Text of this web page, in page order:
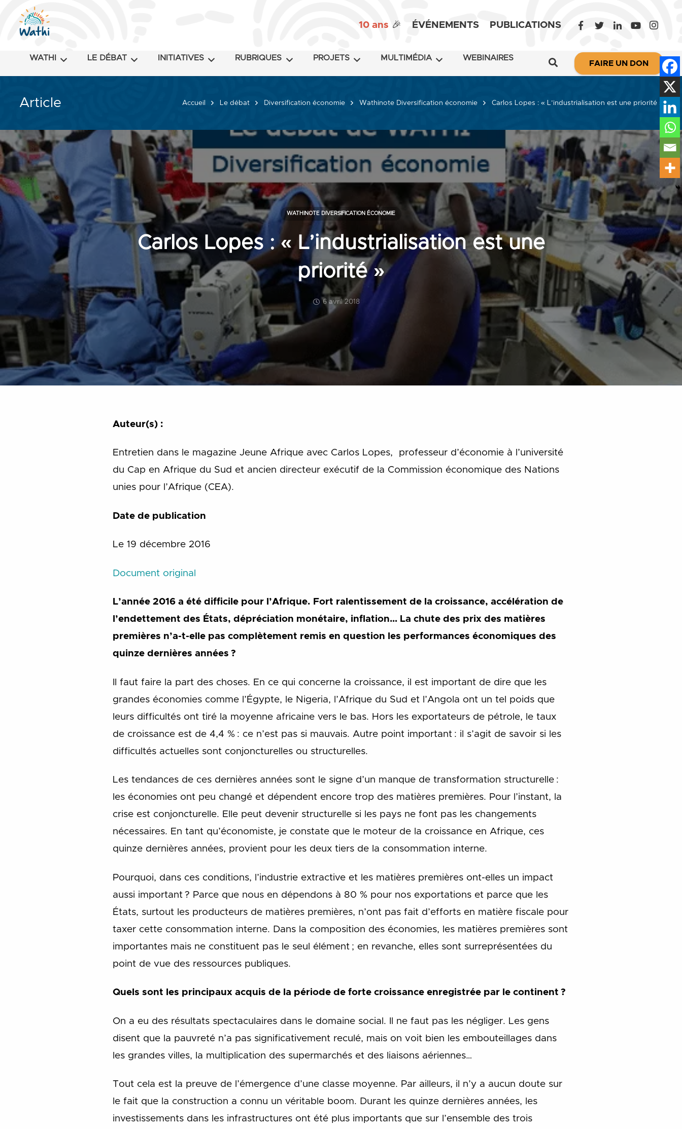
10 ans 🎉 ÉVÉNEMENTS PUBLICATIONS
WATHI LE DÉBAT INITIATIVES RUBRIQUES PROJETS MULTIMÉDIA WEBINAIRES
FAIRE UN DON
Article Accueil Le débat Diversification économie Wathinote Diversification économie Carlos Lopes : « L’industrialisation est une priorité »
Carlos Lopes : « L’industrialisation est une
priorité »
6 avril 2018
WATHINOTE DIVERSIFICATION ÉCONOMIE
Auteur(s) :
Entretien dans le magazine Jeune Afrique avec Carlos Lopes, professeur d’économie à l’université
du Cap en Afrique du Sud et ancien directeur exécutif de la Commission économique des Nations
unies pour l’Afrique (CEA).
Date de publication
Le 19 décembre 2016
Document original
L’année 2016 a été difficile pour l’Afrique. Fort ralentissement de la croissance, accélération de
l’endettement des États, dépréciation monétaire, inflation… La chute des prix des matières
premières n’a-t-elle pas complètement remis en question les performances économiques des
quinze dernières années ?
Il faut faire la part des choses. En ce qui concerne la croissance, il est important de dire que les
grandes économies comme l’Égypte, le Nigeria, l’Afrique du Sud et l’Angola ont un tel poids que
leurs difficultés ont tiré la moyenne africaine vers le bas. Hors les exportateurs de pétrole, le taux
de croissance est de 4,4 % : ce n’est pas si mauvais. Autre point important : il s’agit de savoir si les
difficultés actuelles sont conjoncturelles ou structurelles.
Les tendances de ces dernières années sont le signe d’un manque de transformation structurelle :
les économies ont peu changé et dépendent encore trop des matières premières. Pour l’instant, la
crise est conjoncturelle. Elle peut devenir structurelle si les pays ne font pas les changements
nécessaires. En tant qu’économiste, je constate que le moteur de la croissance en Afrique, ces
quinze dernières années, provient pour les deux tiers de la consommation interne.
Pourquoi, dans ces conditions, l’industrie extractive et les matières premières ont-elles un impact
aussi important ? Parce que nous en dépendons à 80 % pour nos exportations et parce que les
États, surtout les producteurs de matières premières, n’ont pas fait d’efforts en matière fiscale pour
taxer cette consommation interne. Dans la composition des économies, les matières premières sont
importantes mais ne constituent pas le seul élément ; en revanche, elles sont surreprésentées du
point de vue des ressources publiques.
Quels sont les principaux acquis de la période de forte croissance enregistrée par le continent ?
On a eu des résultats spectaculaires dans le domaine social. Il ne faut pas les négliger. Les gens
disent que la pauvreté n’a pas significativement reculé, mais on voit bien les embouteillages dans
les grandes villes, la multiplication des supermarchés et des liaisons aériennes…
Tout cela est la preuve de l’émergence d’une classe moyenne. Par ailleurs, il n’y a aucun doute sur
le fait que la construction a connu un véritable boom. Durant les quinze dernières années, les
investissements dans les infrastructures ont été plus importants que sur l’ensemble des trois